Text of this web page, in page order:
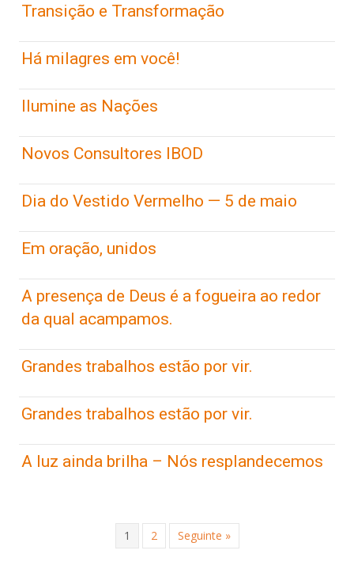
Transição e Transformação
Há milagres em você!
Ilumine as Nações
Novos Consultores IBOD
Dia do Vestido Vermelho — 5 de maio
Em oração, unidos
A presença de Deus é a fogueira ao redor
da qual acampamos.
Grandes trabalhos estão por vir.
Grandes trabalhos estão por vir.
A luz ainda brilha – Nós resplandecemos
1 2 Seguinte »